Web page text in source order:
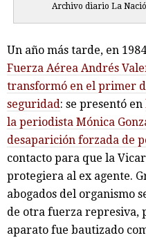
Archivo diario La
Un año más tarde, en
Fuerza Aérea Andrés
transformó en el primer
seguridad: se presentó en
la periodista Mónica
desaparición forzada de
contacto para que la
protegiera al ex agente.
abogados del organismo
de otra fuerza represiva,
aparato fue bautizado